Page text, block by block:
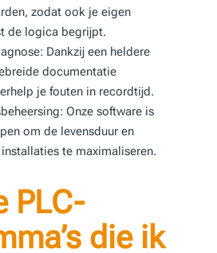
zodat ook je eigen
de logica begrijpt.
Dankzij een heldere
documentatie
je fouten in recordtijd.
Onze software is
om de levensduur en
te maximaliseren.
PLC-
die ik